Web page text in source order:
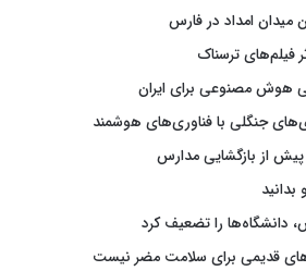
میدان امداد در فارس
فیلم‌های ترسناک
جنگلی با فناوری‌های هوشمند
بدانید
را تضعیف کرد
قدیمی برای سلامت مضر نیست